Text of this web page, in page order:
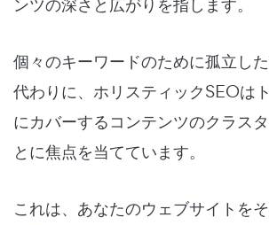
個々のキーワードのために孤立し
代わりに、ホリスティックSEOは
にカバーするコンテンツのクラス
とに焦点を当てています。
これは、あなたのウェブサイトを